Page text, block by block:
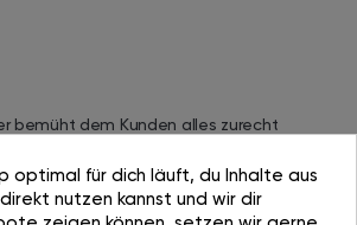
bemüht dem Kunden alles zurecht
optimal für dich läuft, du Inhalte aus
nutzen kannst und wir dir